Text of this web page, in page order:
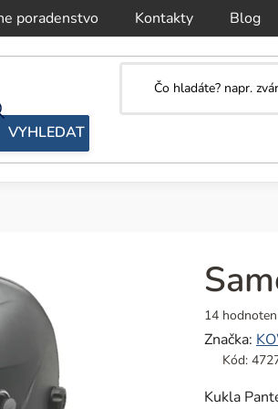
poradenstvo Kontakty Blog
Priemerné
hodnotenie
produktu
4,9
14
Značka:
Kód:
Kukla